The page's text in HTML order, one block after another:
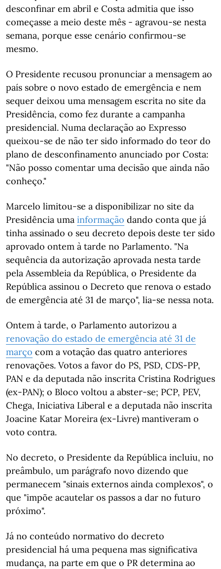
desconfinar em abril e Costa admitia que isso
começasse a meio deste mês - agravou-se nesta
semana, porque esse cenário confirmou-se
mesmo.
O Presidente recusou pronunciar a mensagem ao
país sobre o novo estado de emergência e nem
sequer deixou uma mensagem escrita no site da
Presidência, como fez durante a campanha
presidencial. Numa declaração ao Expresso
queixou-se de não ter sido informado do teor do
plano de desconfinamento anunciado por Costa:
"Não posso comentar uma decisão que ainda não
conheço."
Marcelo limitou-se a disponibilizar no site da
Presidência uma informação dando conta que já
tinha assinado o seu decreto depois deste ter sido
aprovado ontem à tarde no Parlamento. "Na
sequência da autorização aprovada nesta tarde
pela Assembleia da República, o Presidente da
República assinou o Decreto que renova o estado
de emergência até 31 de março", lia-se nessa nota.
Ontem à tarde, o Parlamento autorizou a
renovação do estado de emergência até 31 de
março com a votação das quatro anteriores
renovações. Votos a favor do PS, PSD, CDS-PP,
PAN e da deputada não inscrita Cristina Rodrigues
(ex-PAN); o Bloco voltou a abster-se; PCP, PEV,
Chega, Iniciativa Liberal e a deputada não inscrita
Joacine Katar Moreira (ex-Livre) mantiveram o
voto contra.
No decreto, o Presidente da República incluiu, no
preâmbulo, um parágrafo novo dizendo que
permanecem "sinais externos ainda complexos", o
que "impõe acautelar os passos a dar no futuro
próximo".
Já no conteúdo normativo do decreto
presidencial há uma pequena mas significativa
mudança, na parte em que o PR determina ao